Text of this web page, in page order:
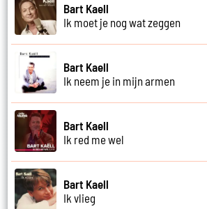
Bart Kaell
Ik moet je nog wat zeggen
Bart Kaell
Ik neem je in mijn armen
Bart Kaell
Ik red me wel
Bart Kaell
Ik vlieg